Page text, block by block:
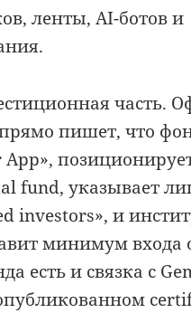
ленты, AI-ботов и
часть.
пишет, что
App»,
fund, указывает
investors», и
минимум входа
есть и связка с